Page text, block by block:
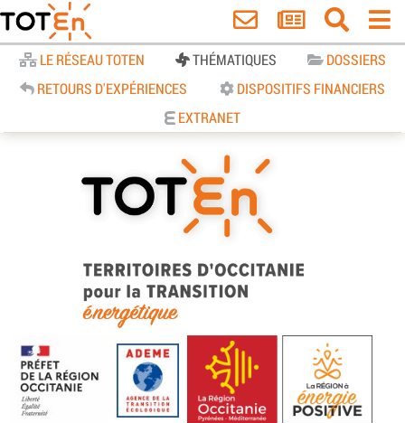
LE RÉSEAU TOTEN THÉMATIQUES
DOSSIERS
RETOURS D'EXPÉRIENCES
DISPOSITIFS FINANCIERS
EXTRANET
TOTEn Occitanie | Territoires
d’Occitanie pour la Transition
Energétique